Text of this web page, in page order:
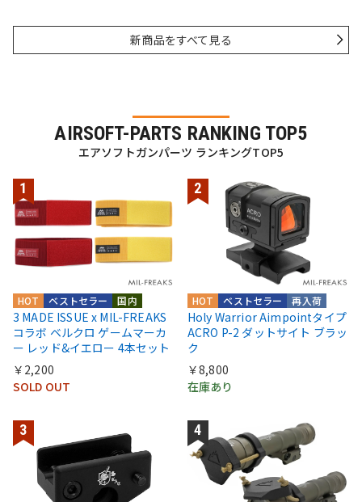
新商品をすべて見る
AIRSOFT-PARTS RANKING TOP5
エアソフトガンパーツ ランキングTOP5
国内
ベストセラー
HOT
3 MADE ISSUE x MIL-FREAKS
コラボ ベルクロ ゲームマーカ
ー レッド&イエロー 4本セット
￥2,200
SOLD OUT
再入荷
ベストセラー
HOT
Holy Warrior Aimpointタイプ
ACRO P-2 ダットサイト ブラッ
ク
￥8,800
在庫あり